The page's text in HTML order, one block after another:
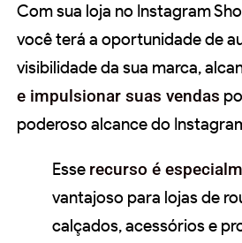
Com sua loja no Instagram
você terá a oportunidade de
visibilidade da sua marca,
e impulsionar suas vendas
poderoso alcance do
Esse recurso é
vantajoso para lojas de
calçados, acessórios e